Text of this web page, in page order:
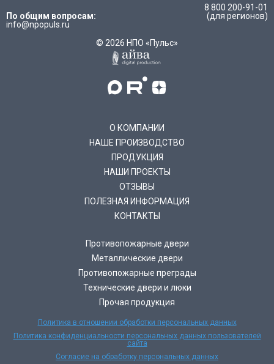
По общим вопросам:
info@npopuls.ru
8 800 200-91-01
(для регионов)
© 2026 НПО «Пульс»
О КОМПАНИИ
НАШЕ ПРОИЗВОДСТВО
ПРОДУКЦИЯ
НАШИ ПРОЕКТЫ
ОТЗЫВЫ
ПОЛЕЗНАЯ ИНФОРМАЦИЯ
КОНТАКТЫ
Противопожарные двери
Металлические двери
Противопожарные преграды
Технические двери и люки
Прочая продукция
Политика в отношении обработки персональных данных
Политика конфиденциальности персональных данных пользователей
сайта
Согласие на обработку персональных данных